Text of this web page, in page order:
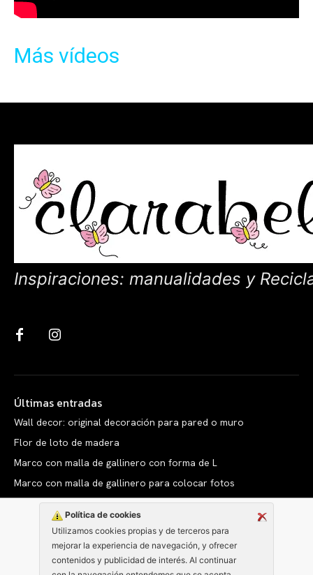
Política de cookies
Utilizamos cookies propias y de terceros para
mejorar la experiencia de navegación, y ofrecer
contenidos y publicidad de interés. Al continuar
Más vídeos
Inspiraciones: manualidades y
Últimas entradas
Wall decor: original decoración para pared o muro
Flor de loto de madera
Marco con malla de gallinero con forma de L
Marco con malla de gallinero para colocar fotos
Copyright © clarabelen.com